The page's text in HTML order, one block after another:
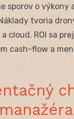
sporov o výkony
tvoria
cloud. ROI sa
cash-flow a